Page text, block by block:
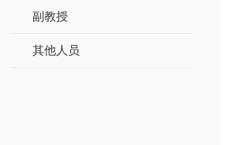
副教授
其他人员